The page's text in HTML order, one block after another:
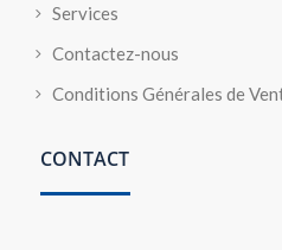
Services
Contactez-nous
Conditions Générales de
CONTACT